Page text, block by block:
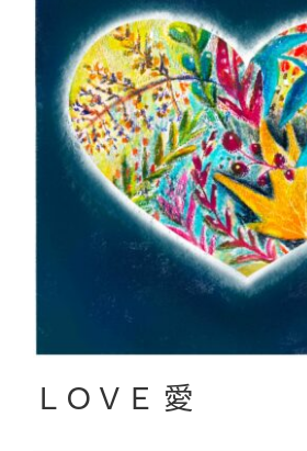
ＬＯＶＥ 愛
Graphic Create圖文創作
ＬＯＶＥ 愛